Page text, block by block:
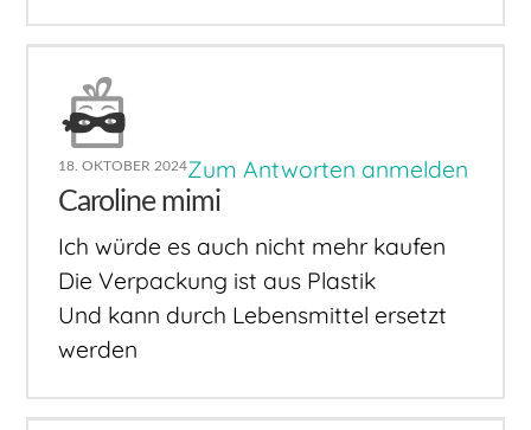
18. OKTOBER 2024Zum Antworten anmelden
Caroline mimi
Ich würde es auch nicht mehr kaufen
Die Verpackung ist aus Plastik
Und kann durch Lebensmittel ersetzt
werden